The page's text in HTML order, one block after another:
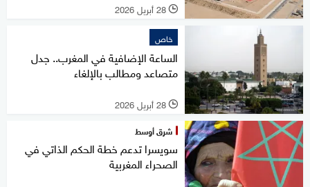
l 28 أبريل 2026
خاص
الساعة الإضافية في المغرب.. جدل
متصاعد ومطالب بالإلغاء
l 28 أبريل 2026
شرق أوسط
سويسرا تدعم خطة الحكم الذاتي في
الصحراء المغربية